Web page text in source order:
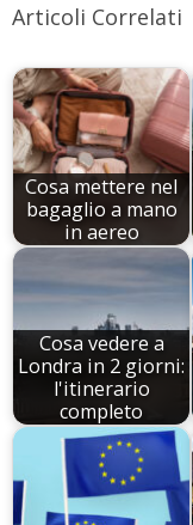
Articoli Correlati
Cosa mettere nel
bagaglio a mano
in aereo
Cosa vedere a
Londra in 2 giorni:
l'itinerario
completo